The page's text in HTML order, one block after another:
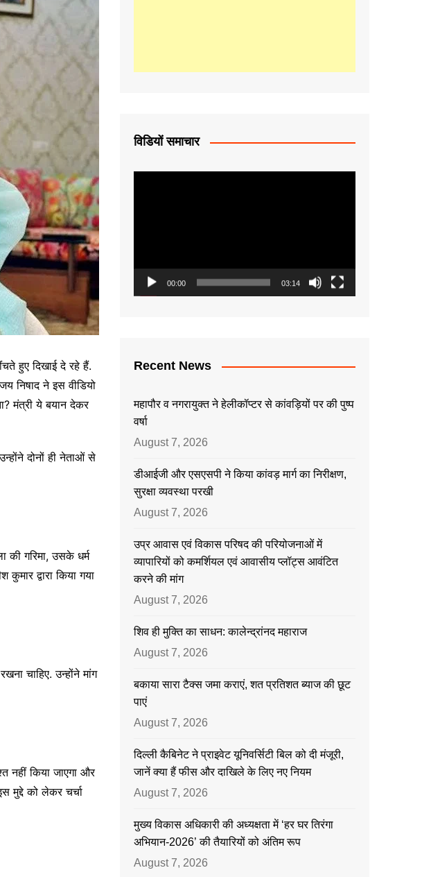
हुए दिखाई दे रहे हैं.
निषाद ने इस वीडियो
मंत्री ये बयान देकर
दोनों ही नेताओं से
की गरिमा, उसके धर्म
द्वारा किया गया
चाहिए. उन्होंने मांग
नहीं किया जाएगा और
मुद्दे को लेकर चर्चा
विडियों समाचार
00:00 03:14
Recent News
महापौर व नगरायुक्त ने हेलीकॉप्टर से कांवड़ियों पर की पुष्प
वर्षा
August 7, 2026
डीआईजी और एसएसपी ने किया कांवड़ मार्ग का निरीक्षण,
सुरक्षा व्यवस्था परखी
August 7, 2026
उप्र आवास एवं विकास परिषद की परियोजनाओं में
व्यापारियों को कमर्शियल एवं आवासीय प्लॉट्स आवंटित
करने की मांग
August 7, 2026
शिव ही मुक्ति का साधन: कालेन्द्रांनद महाराज
August 7, 2026
बकाया सारा टैक्स जमा कराएं, शत प्रतिशत ब्याज की छूट
पाएं
August 7, 2026
दिल्ली कैबिनेट ने प्राइवेट यूनिवर्सिटी बिल को दी मंजूरी,
जानें क्या हैं फीस और दाखिले के लिए नए नियम
August 7, 2026
मुख्य विकास अधिकारी की अध्यक्षता में ‘हर घर तिरंगा
अभियान-2026’ की तैयारियों को अंतिम रूप
August 7, 2026